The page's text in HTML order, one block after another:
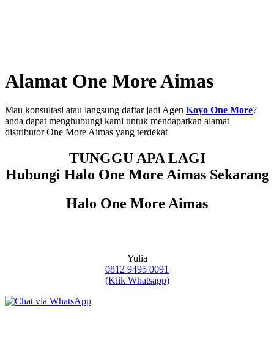
Alamat One More Aimas
Mau konsultasi atau langsung daftar jadi Agen Koyo One More?
anda dapat menghubungi kami untuk mendapatkan alamat
distributor One More Aimas yang terdekat
TUNGGU APA LAGI
Hubungi Halo One More Aimas Sekarang
Halo One More Aimas
Yulia
0812 9495 0091
(Klik Whatsapp)